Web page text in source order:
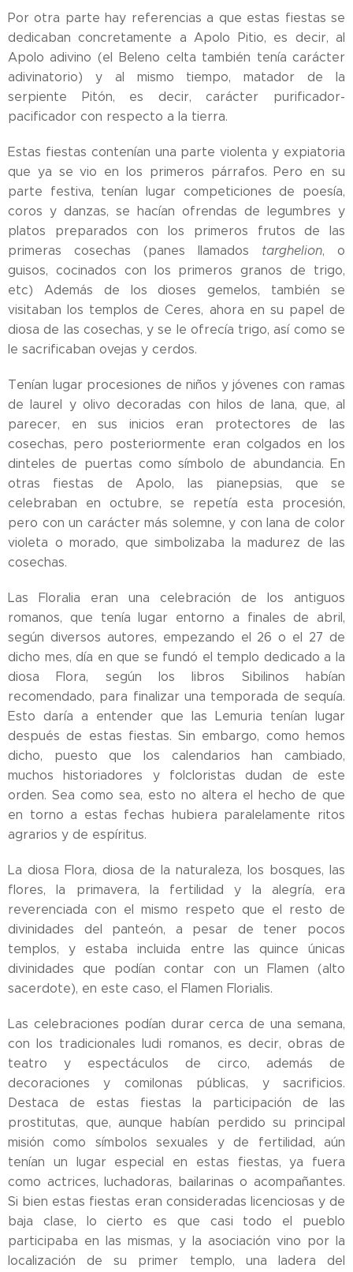
Por otra parte hay referencias a que estas fiestas se
dedicaban concretamente a Apolo Pitio, es decir, al
Apolo adivino (el Beleno celta también tenía carácter
adivinatorio) y al mismo tiempo, matador de la
serpiente Pitón, es decir, carácter purificador-
pacificador con respecto a la tierra.
Estas fiestas contenían una parte violenta y expiatoria
que ya se vio en los primeros párrafos. Pero en su
parte festiva, tenían lugar competiciones de poesía,
coros y danzas, se hacían ofrendas de legumbres y
platos preparados con los primeros frutos de las
primeras cosechas (panes llamados targhelion, o
guisos, cocinados con los primeros granos de trigo,
etc) Además de los dioses gemelos, también se
visitaban los templos de Ceres, ahora en su papel de
diosa de las cosechas, y se le ofrecía trigo, así como se
le sacrificaban ovejas y cerdos.
Tenían lugar procesiones de niños y jóvenes con ramas
de laurel y olivo decoradas con hilos de lana, que, al
parecer, en sus inicios eran protectores de las
cosechas, pero posteriormente eran colgados en los
dinteles de puertas como símbolo de abundancia. En
otras fiestas de Apolo, las pianepsias, que se
celebraban en octubre, se repetía esta procesión,
pero con un carácter más solemne, y con lana de color
violeta o morado, que simbolizaba la madurez de las
cosechas.
Las Floralia eran una celebración de los antiguos
romanos, que tenía lugar entorno a finales de abril,
según diversos autores, empezando el 26 o el 27 de
dicho mes, día en que se fundó el templo dedicado a la
diosa Flora, según los libros Sibilinos habían
recomendado, para finalizar una temporada de sequía.
Esto daría a entender que las Lemuria tenían lugar
después de estas fiestas. Sin embargo, como hemos
dicho, puesto que los calendarios han cambiado,
muchos historiadores y folcloristas dudan de este
orden. Sea como sea, esto no altera el hecho de que
en torno a estas fechas hubiera paralelamente ritos
agrarios y de espíritus.
La diosa Flora, diosa de la naturaleza, los bosques, las
flores, la primavera, la fertilidad y la alegría, era
reverenciada con el mismo respeto que el resto de
divinidades del panteón, a pesar de tener pocos
templos, y estaba incluida entre las quince únicas
divinidades que podían contar con un Flamen (alto
sacerdote), en este caso, el Flamen Florialis.
Las celebraciones podían durar cerca de una semana,
con los tradicionales ludi romanos, es decir, obras de
teatro y espectáculos de circo, además de
decoraciones y comilonas públicas, y sacrificios.
Destaca de estas fiestas la participación de las
prostitutas, que, aunque habían perdido su principal
misión como símbolos sexuales y de fertilidad, aún
tenían un lugar especial en estas fiestas, ya fuera
como actrices, luchadoras, bailarinas o acompañantes.
Si bien estas fiestas eran consideradas licenciosas y de
baja clase, lo cierto es que casi todo el pueblo
participaba en las mismas, y la asociación vino por la
localización de su primer templo, una ladera del